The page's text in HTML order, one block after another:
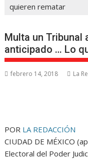
quieren rematar
Multa un Tribunal
anticipado … Lo
febrero 14, 2018 La
POR LA REDACCIÓN
CIUDAD DE MÉXICO
Electoral del Poder